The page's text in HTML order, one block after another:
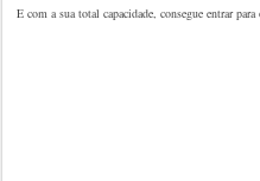
E com a sua total capacidade, consegue entrar